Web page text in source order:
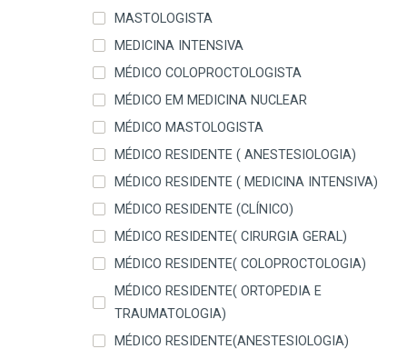
MASTOLOGISTA
MEDICINA INTENSIVA
MÉDICO COLOPROCTOLOGISTA
MÉDICO EM MEDICINA NUCLEAR
MÉDICO MASTOLOGISTA
MÉDICO RESIDENTE ( ANESTESIOLOGIA)
MÉDICO RESIDENTE ( MEDICINA INTENSIVA)
MÉDICO RESIDENTE (CLÍNICO)
MÉDICO RESIDENTE( CIRURGIA GERAL)
MÉDICO RESIDENTE( COLOPROCTOLOGIA)
MÉDICO RESIDENTE( ORTOPEDIA E
TRAUMATOLOGIA)
MÉDICO RESIDENTE(ANESTESIOLOGIA)